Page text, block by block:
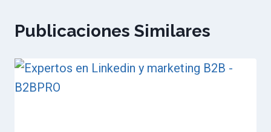
Publicaciones Similares